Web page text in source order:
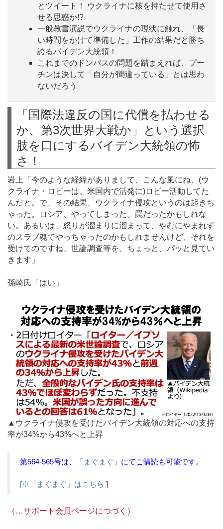
とツイート！ ウクライナに核を持たせて使用さ
せる思惑か!?
一般教書演説でウクライナの現状に触れ、「長
い時間をかけて準備した」工作の結果だと勝ち
誇るバイデン大統領！
これまでのドンバスの問題を踏まえれば、プー
チンは決して「自分が間違っている」とは思わ
ないだろう
「国際法違反の国に代償を払わせる
か、第3次世界大戦か」という選択
肢を口にするバイデン大統領の怖
さ！
岩上「今のような経緯がありまして、こんな風にね、(ウ
クライナ・ロビーは、米国内で活発に)ロビー活動してた
んだと。で、その結果、ウクライナ侵攻というのは起きち
ゃった。ロシア、やってしまった。罠だったかもしれな
い。あるいは、怒りが溜まりに溜まって、やむにやまれず
のスラブ魂でやっちゃったのかもしれませんけど、それを
受けてのですね、世論調査等を、ちょっと、パッと見てい
きます」
孫崎氏「はい」
▲ウクライナ侵攻を受けたバイデン大統領の対応への支持
率が34%から43%へと上昇
第564-565号は、「 まぐまぐ 」にてご購読も可能です。
[※「まぐまぐ」はこちら ]
（…サポート会員ページにつづく）